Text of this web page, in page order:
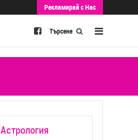
Рекламирай с Нас
Търсене
Астрология